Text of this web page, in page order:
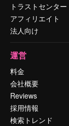
トラストセンター
アフィリエイト
法人向け
運営
料金
会社概要
Reviews
採用情報
検索トレンド